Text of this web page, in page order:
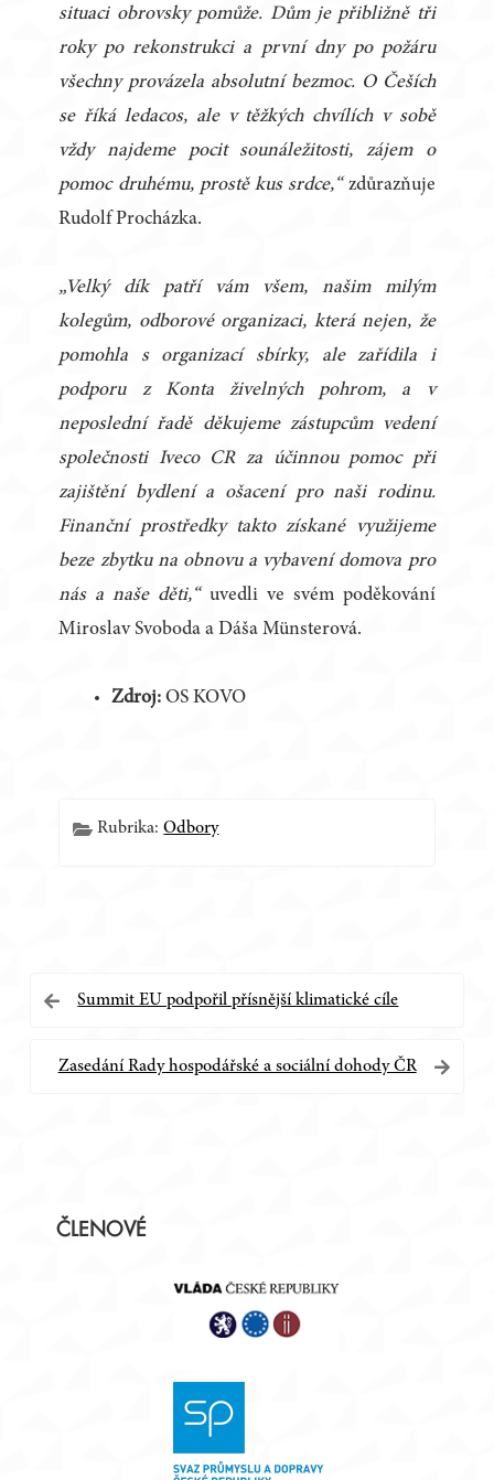
situaci obrovsky pomůže. Dům je přibližně tři
roky po rekonstrukci a první dny po požáru
všechny provázela absolutní bezmoc. O Češích
se říká ledacos, ale v těžkých chvílích v sobě
vždy najdeme pocit sounáležitosti, zájem o
pomoc druhému, prostě kus srdce,“zdůrazňuje
Rudolf Procházka.
„Velký dík patří vám všem, našim milým
kolegům, odborové organizaci, která nejen, že
pomohla s organizací sbírky, ale zařídila i
podporu z Konta živelných pohrom, a v
neposlední řadě děkujeme zástupcům vedení
společnosti Iveco CR za účinnou pomoc při
zajištění bydlení a ošacení pro naši rodinu.
Finanční prostředky takto získané využijeme
beze zbytku na obnovu a vybavení domova pro
nás a naše děti,“uvedli ve svém poděkování
Miroslav Svoboda a Dáša Münsterová.
Zdroj: OS KOVO
Rubrika:Odbory
Navigace
Summit EU podpořil přísnější klimatické cíle
Zasedání Rady hospodářské a sociální dohody ČR
ČLENOVÉ